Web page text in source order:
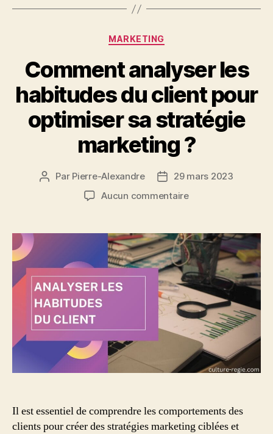
Catégories
MARKETING
Comment analyser les
habitudes du client pour
optimiser sa stratégie
marketing ?
Auteur
Par Pierre-Alexandre
Date29 mars 2023
Aucun commentairesur
les
habitudes
du
client
pour
optimiser
sa
stratégie
marketing
?
Il est essentiel de comprendre les comportements des
clients pour créer des stratégies marketing ciblées et